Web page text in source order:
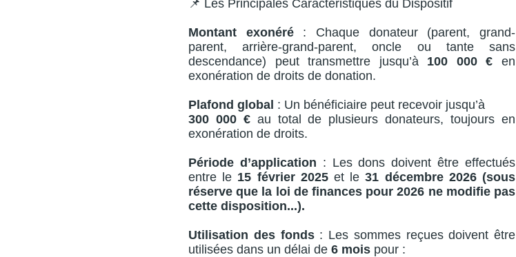
📌 Les Principales Caractéristiques du Dispositif
Montant exonéré: Chaque donateur (parent, grand-
parent, arrière-grand-parent, oncle ou tante sans
descendance) peut transmettre jusqu’à 100 000 € en
exonération de droits de donation.
Plafond global : Un bénéficiaire peut recevoir jusqu’à
300 000 €au total de plusieurs donateurs, toujours en
exonération de droits.
Période d’application : Les dons doivent être effectués
entre le 15 février 2025et le31 décembre 2026 (sous
réserve que la loi de finances pour 2026 ne modifie pas
cette disposition...).
Utilisation des fonds: Les sommes reçues doivent être
utilisées dans un délai de 6 mois pour :